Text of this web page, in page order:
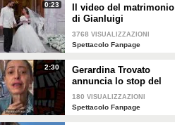
0:23
Il video del matrimonio
di Gianluigi
Donnarumma e Alessia
Elefante
3768 VISUALIZZAZIONI
Spettacolo Fanpage
2:30
Gerardina Trovato
annuncia lo stop del
tour per problemi di
salute
180 VISUALIZZAZIONI
Spettacolo Fanpage